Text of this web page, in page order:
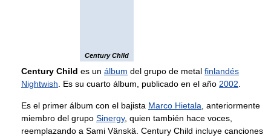
Century Child
Century Child es un álbum del grupo de metal finlandés
Nightwish . Es su cuarto álbum, publicado en el año 2002
Es el primer álbum con el bajista Marco Hietala , anteriormente
miembro del grupo Sinergy, quien también hace voces,
reemplazando a Sami Vänskä. Century Child incluye canciones